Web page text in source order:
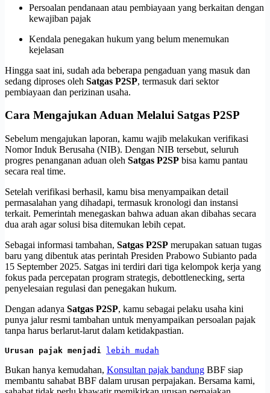
Persoalan pendanaan atau pembiayaan yang berkaitan dengan
kewajiban pajak
Kendala penegakan hukum yang belum menemukan
kejelasan
Hingga saat ini, sudah ada beberapa pengaduan yang masuk dan
sedang diproses oleh Satgas P2SP, termasuk dari sektor
pembiayaan dan perizinan usaha.
Cara Mengajukan Aduan Melalui Satgas P2SP
Sebelum mengajukan laporan, kamu wajib melakukan verifikasi
Nomor Induk Berusaha (NIB). Dengan NIB tersebut, seluruh
progres penanganan aduan oleh Satgas P2SP bisa kamu pantau
secara real time.
Setelah verifikasi berhasil, kamu bisa menyampaikan detail
permasalahan yang dihadapi, termasuk kronologi dan instansi
terkait. Pemerintah menegaskan bahwa aduan akan dibahas secara
dua arah agar solusi bisa ditemukan lebih cepat.
Sebagai informasi tambahan, Satgas P2SP merupakan satuan tugas
baru yang dibentuk atas perintah Presiden Prabowo Subianto pada
15 September 2025. Satgas ini terdiri dari tiga kelompok kerja yang
fokus pada percepatan program strategis, debottlenecking, serta
penyelesaian regulasi dan penegakan hukum.
Dengan adanya Satgas P2SP, kamu sebagai pelaku usaha kini
punya jalur resmi tambahan untuk menyampaikan persoalan pajak
tanpa harus berlarut-larut dalam ketidakpastian.
Urusan pajak menjadi lebih mudah
Bukan hanya kemudahan, Konsultan pajak bandung BBF siap
membantu sahabat BBF dalam urusan perpajakan. Bersama kami,